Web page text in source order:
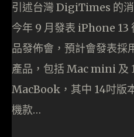
引述台灣 DigiTimes 的
今年 9 月發表 iPhone 13
品發佈會，預計會發表採
產品，包括 Mac mini 及
MacBook，其中 14吋版
機款…